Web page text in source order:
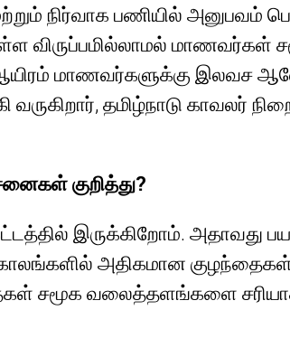
நிர்வாக பணியில் அனுபவம்
விருப்பமில்லாமல் மாணவர்கள்
மாணவர்களுக்கு இலவச
தமிழ்நாடு காவலர்
குறித்து?
இருக்கிறோம். அதாவது
அதிகமான
சமூக வலைத்தளங்களை சரியாக